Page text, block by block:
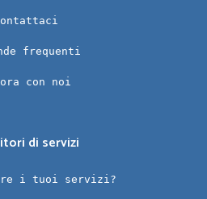
frequenti
con noi
di servizi
i tuoi servizi?